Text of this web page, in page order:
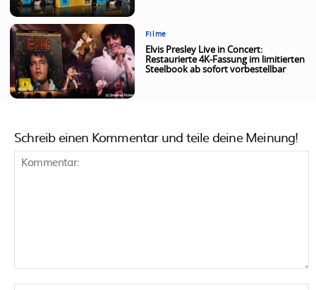
Filme
Elvis Presley Live in Concert:
Restaurierte 4K-Fassung im limitierten
Steelbook ab sofort vorbestellbar
Schreib einen Kommentar und teile deine Meinung!